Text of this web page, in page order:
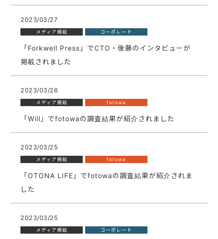
2023/03/27
メディア掲載 コーポレート
「Forkwell Press」でCTO・後藤のインタビューが
掲載されました
2023/03/26
メディア掲載 fotowa
「Will」でfotowaの調査結果が紹介されました
2023/03/25
メディア掲載 fotowa
「OTONA LIFE」でfotowaの調査結果が紹介されま
した
2023/03/25
メディア掲載 コーポレート